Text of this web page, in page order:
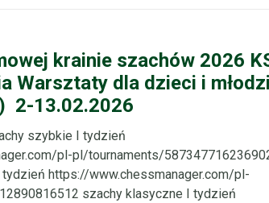
krainie szachów 2026
Warsztaty dla dzieci i
2-13.02.2026
szybkie I tydzień
pl-pl/tournaments/
tydzień https://www.chessmanager.com/pl-
szachy klasyczne I tydzień